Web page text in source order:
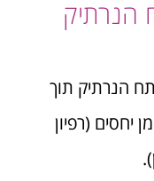
הנרתיק
הנרתיק תוך
יחסים (רפיון